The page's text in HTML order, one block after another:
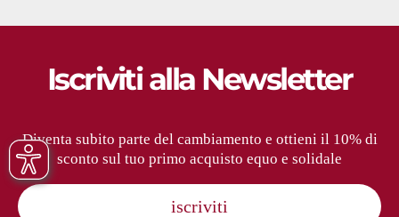
Iscriviti alla Newsletter
Diventa subito parte del cambiamento e ottieni il 10% di
sconto sul tuo primo acquisto equo e solidale
iscriviti